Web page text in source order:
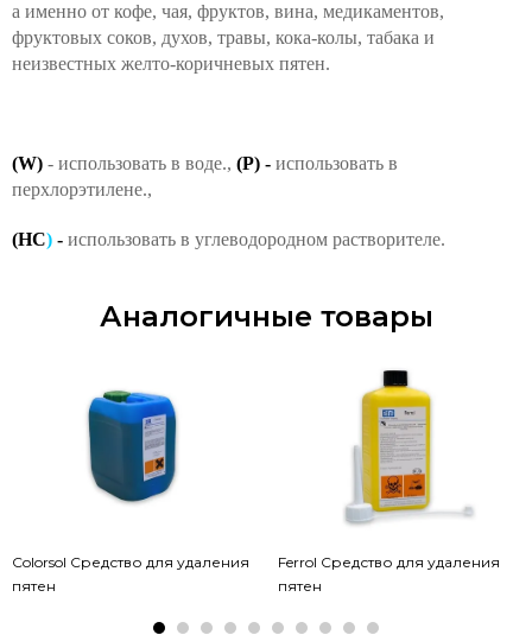
а именно от кофе, чая, фруктов, вина, медикаментов,
фруктовых соков, духов, травы, кока-колы, табака и
неизвестных желто-коричневых пятен.
(W) - использовать в воде., (P) - использовать в
перхлорэтилене.,
(HC) - использовать в углеводородном растворителе.
Аналогичные товары
Colorsol Средство для удаления
пятен
Ferrol Средство для удаления
пятен